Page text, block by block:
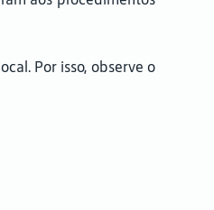
Por isso, observe o